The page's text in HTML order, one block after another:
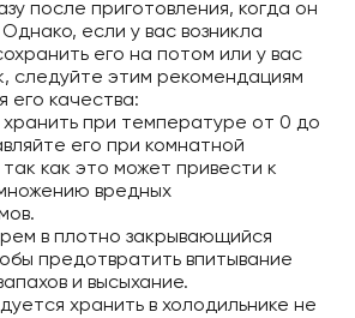
после приготовления, когда он
если у вас возникла
его на потом или у вас
следуйте этим рекомендациям
его качества:
при температуре от 0 до
его при комнатной
как это может привести к
вредных
в плотно закрывающийся
предотвратить впитывание
и высыхание.
хранить в холодильнике не